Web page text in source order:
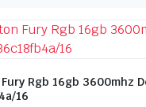
Rgb 16gb 3600mhz
16